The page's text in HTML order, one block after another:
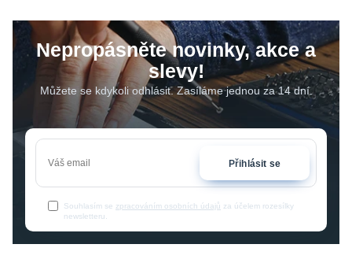
Nepropásněte novinky, akce a
slevy!
Můžete se kdykoli odhlásit. Zasíláme jednou za 14 dní.
Přihlásit se
Souhlasím se zpracováním osobních údajů za účelem rozesílky
newsletteru.